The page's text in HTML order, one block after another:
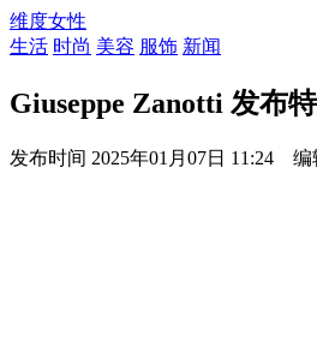
维度女性
生活 时尚 美容 服饰 新闻
Giuseppe Zanotti 发布
发布时间 2025年01月07日 11:24